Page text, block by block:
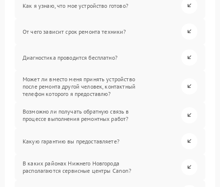
Как я узнаю, что мое устройство готово?
От чего зависит срок ремонта техники?
Диагностика проводится бесплатно?
Может ли вместо меня принять устройство
после ремонта другой человек, контактный
телефон которого я предоставлю?
Возможно ли получать обратную связь в
процессе выполнения ремонтных работ?
Какую гарантию вы предоставляете?
В каких районах Нижнего Новгорода
располагаются сервисные центры Canon?